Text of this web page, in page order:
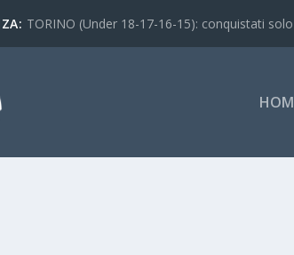
TORINO (Under 18-17-16-15): conquistati